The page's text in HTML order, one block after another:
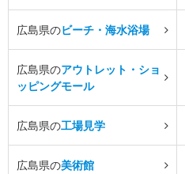
広島県のビーチ・海水浴場
広島県のアウトレット・ショ
ッピングモール
広島県の工場見学
広島県の美術館